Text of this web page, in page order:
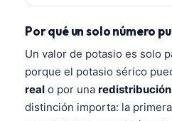
Por qué un solo número
Un valor de potasio es solo
porque el potasio sérico
real o por una redistribución
distinción importa: la